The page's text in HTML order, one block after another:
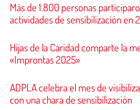
Más de 1.800 personas
actividades de sensibilización en
Hijas de la Caridad comparte la
«Improntas 2025»
ADPLA celebra el mes de
con una chara de sensibilización